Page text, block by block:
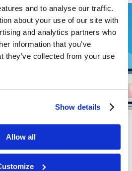
and to analyse our traffic.
about your use of our site with
and analytics partners who
information that you’ve
they’ve collected from your use
Show details
Allow all